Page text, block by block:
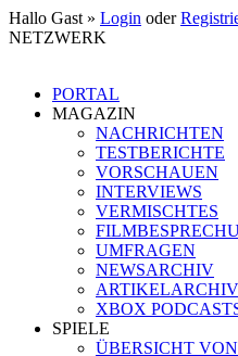
Hallo Gast » Login oder
NETZWERK
PORTAL
MAGAZIN
NACHRICHTEN
TESTBERICHTE
VORSCHAUEN
INTERVIEWS
VERMISCHTES
UMFRAGEN
NEWSARCHIV
ARTIKELARCHIV
XBOX
SPIELE
ÜBERSICHT